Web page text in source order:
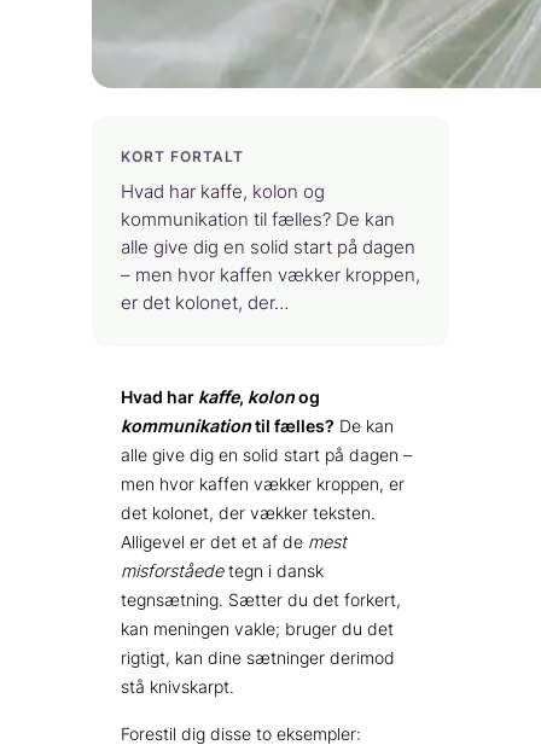
KORT FORTALT
Hvad har kaffe, kolon og
kommunikation til fælles? De kan
alle give dig en solid start på dagen
– men hvor kaffen vækker kroppen,
er det kolonet, der…
Hvad har kaffe, kolonog
kommunikationtil fælles? De kan
alle give dig en solid start på dagen –
men hvor kaffen vækker kroppen, er
det kolonet, der vækker teksten.
Alligevel er det et af de mest
misforståedetegn i dansk
tegnsætning. Sætter du det forkert,
kan meningen vakle; bruger du det
rigtigt, kan dine sætninger derimod
stå knivskarpt.
Forestil dig disse to eksempler: